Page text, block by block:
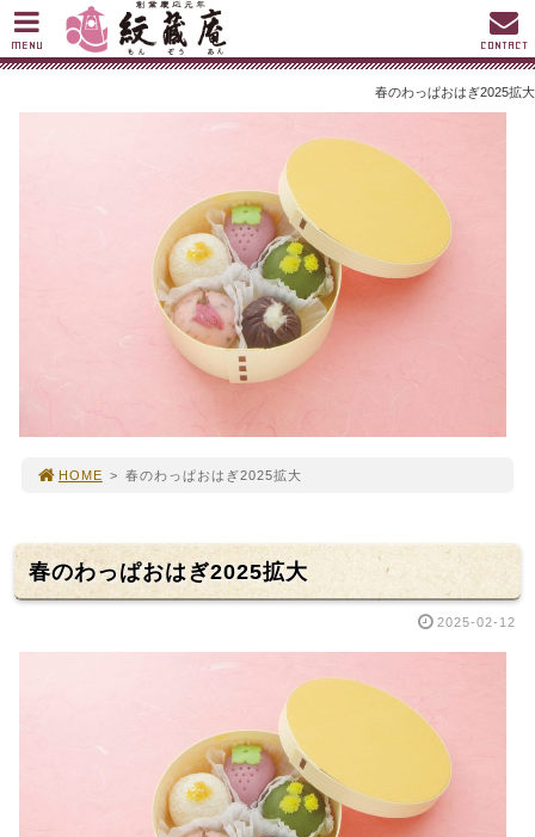
春のわっぱおはぎ2025拡大
HOME > 春のわっぱおはぎ2025拡大
春のわっぱおはぎ2025拡大
2025-02-12
MENU CONTACT